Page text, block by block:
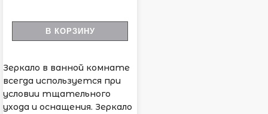
В КОРЗИНУ
Зеркало в ванной комнате
всегда используется при
условии тщательного
ухода и оснащения. Зеркало